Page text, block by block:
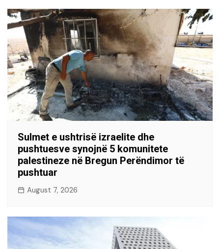
Sulmet e ushtrisë izraelite dhe
pushtuesve synojnë 5 komunitete
palestineze në Bregun Perëndimor të
pushtuar
August 7, 2026